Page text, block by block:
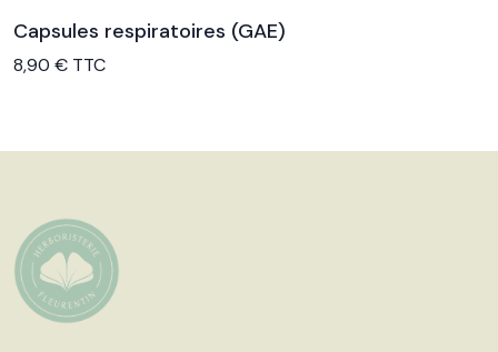
Voir le produit
Capsules respiratoires (GAE)
8,90 € TTC